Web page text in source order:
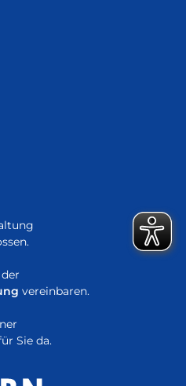
vereinbaren.
Sie da.